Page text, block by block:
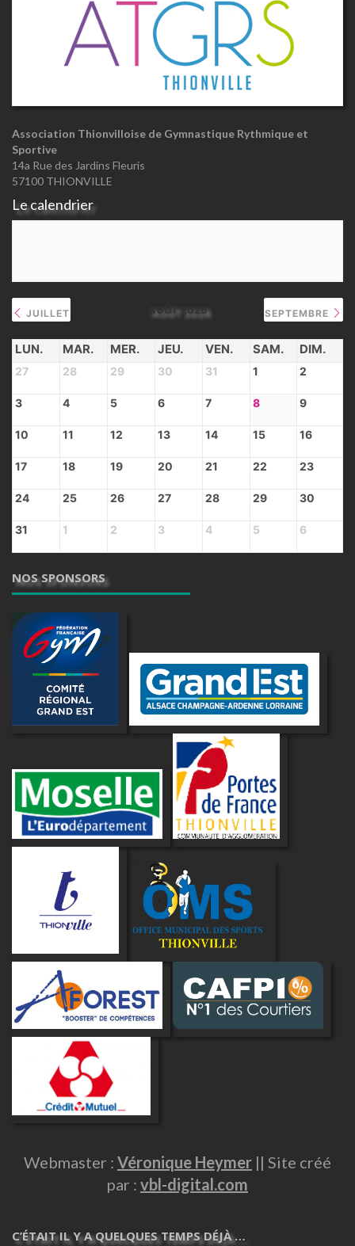
Association Thionvilloise de Gymnastique Rythmique et
Sportive
14a Rue des Jardins Fleuris
57100 THIONVILLE
Le calendrier
JUILLET AOÛT 2026 SEPTEMBRE
LUN. MAR. MER. JEU. VEN. SAM. DIM.
27 28 29 30 31 1 2
3 4 5 6 7 8 9
10 11 12 13 14 15 16
17 18 19 20 21 22 23
24 25 26 27 28 29 30
31 1 2 3 4 5 6
NOS SPONSORS
Webmaster : Véronique Heymer || Site créé
par : vbl-digital.com
C’ÉTAIT IL Y A QUELQUES TEMPS DÉJÀ …